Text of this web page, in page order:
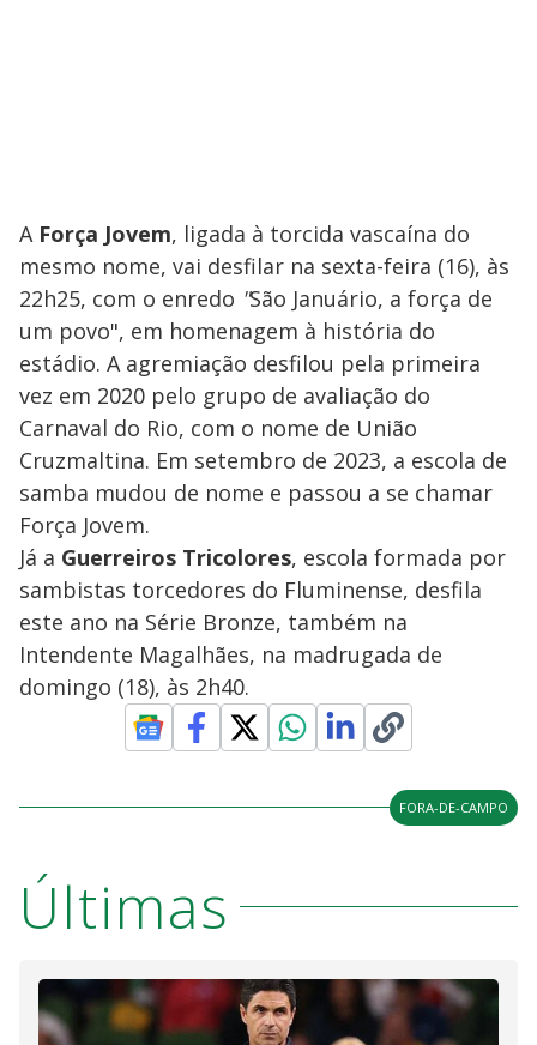
A Força Jovem, ligada à torcida vascaína do
mesmo nome, vai desfilar na sexta-feira (16), às
22h25, com o enredo "São Januário, a força de
um povo", em homenagem à história do
estádio. A agremiação desfilou pela primeira
vez em 2020 pelo grupo de avaliação do
Carnaval do Rio, com o nome de União
Cruzmaltina. Em setembro de 2023, a escola de
samba mudou de nome e passou a se chamar
Força Jovem.
Já a Guerreiros Tricolores, escola formada por
sambistas torcedores do Fluminense, desfila
este ano na Série Bronze, também na
Intendente Magalhães, na madrugada de
domingo (18), às 2h40.
FORA-DE-CAMPO
Últimas